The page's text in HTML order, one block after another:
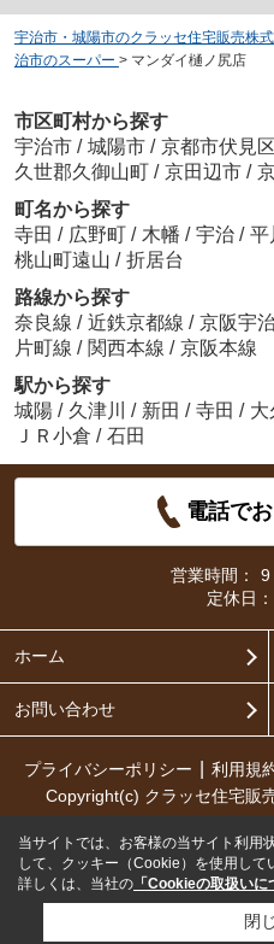
宇治市・城陽市のクラッセ住宅販売株
治市のスーパー > マンダイ樋ノ尻店
市区町村から探す
宇治市 / 城陽市 / 京都市伏見区
久世郡久御山町 / 京田辺市 /
町名から探す
寺田 / 広野町 / 木幡 / 宇治 / 平
桃山町遠山 / 折居台
路線から探す
奈良線 / 近鉄京都線 / 京阪宇
片町線 / 関西本線 / 京阪本線
駅から探す
城陽 / 久津川 / 新田 / 寺田 / 大
ＪＲ小倉 / 石田
電話で
営業時間：
9
定休日：
ホーム
お問い合わせ
プライバシーポリシー 利用規
Copyright(c) クラッセ住宅販
当サイトでは、お客様の当サイト利用
して、クッキー（Cookie）を使用して
詳しくは、当社の 「Cookieの取扱いに
閉